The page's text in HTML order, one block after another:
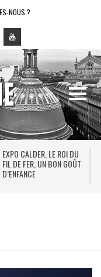
NOUS ?
EXPO CALDER, LE ROI DU
FIL DE FER, UN BON GOÛT
D’ENFANCE